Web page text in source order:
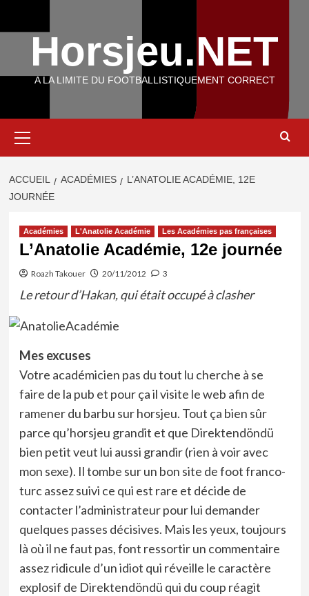
Horsjeu.NET
A LA LIMITE DU FOOTBALLISTIQUEMENT CORRECT
principal
ACCUEIL ACADÉMIES
L’ANATOLIE ACADÉMIE, 12E
JOURNÉE
Académies L'Anatolie Académie Les Académies pas françaises
L’Anatolie Académie, 12e journée
Roazh Takouer 20/11/2012 3
Le retour d’Hakan, qui était occupé à clasher
Mes excuses
Votre académicien pas du tout lu cherche à se
faire de la pub et pour ça il visite le web afin de
ramener du barbu sur horsjeu. Tout ça bien sûr
parce qu’horsjeu grandit et que Direktendöndü
bien petit veut lui aussi grandir (rien à voir avec
mon sexe). Il tombe sur un bon site de foot franco-
turc assez suivi ce qui est rare et décide de
contacter l’administrateur pour lui demander
quelques passes décisives. Mais les yeux, toujours
là où il ne faut pas, font ressortir un commentaire
assez ridicule d’un idiot qui réveille le caractère
explosif de Direktendöndü qui du coup réagit